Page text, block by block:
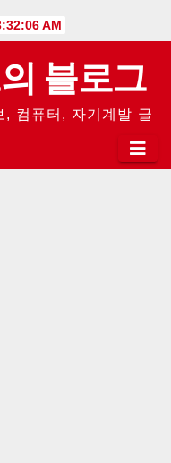
AM
블로그
, 컴퓨터, 자기계발 글